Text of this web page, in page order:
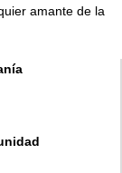
amante de la